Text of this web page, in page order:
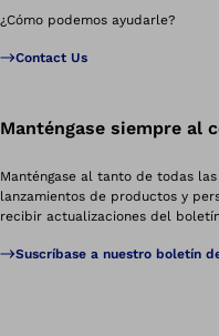
¿Cómo podemos ayudarle?
Contact Us
Manténgase siempre al
Manténgase al tanto de todas
lanzamientos de productos y
recibir actualizaciones del
Suscríbase a nuestro boletín